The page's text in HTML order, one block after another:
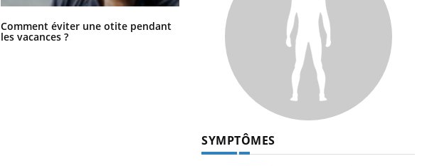
Comment éviter une otite pendant
les vacances ?
Hantavirus : un cas détecté chez un
touriste en France
SYMPTÔMES